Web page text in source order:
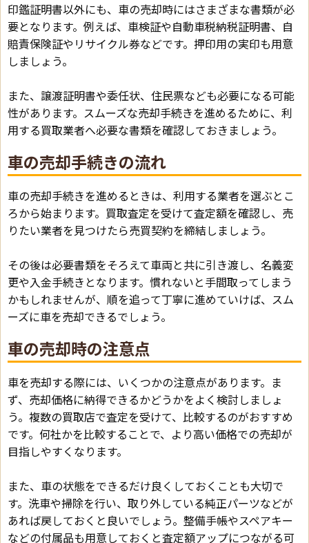
印鑑証明書以外にも、車の売却時にはさまざまな書類が必
要となります。例えば、車検証や自動車税納税証明書、自
賠責保険証やリサイクル券などです。押印用の実印も用意
しましょう。
また、譲渡証明書や委任状、住民票なども必要になる可能
性があります。スムーズな売却手続きを進めるために、利
用する買取業者へ必要な書類を確認しておきましょう。
車の売却手続きの流れ
車の売却手続きを進めるときは、利用する業者を選ぶとこ
ろから始まります。買取査定を受けて査定額を確認し、売
りたい業者を見つけたら売買契約を締結しましょう。
その後は必要書類をそろえて車両と共に引き渡し、名義変
更や入金手続きとなります。慣れないと手間取ってしまう
かもしれませんが、順を追って丁寧に進めていけば、スム
ーズに車を売却できるでしょう。
車の売却時の注意点
車を売却する際には、いくつかの注意点があります。ま
ず、売却価格に納得できるかどうかをよく検討しましょ
う。複数の買取店で査定を受けて、比較するのがおすすめ
です。何社かを比較することで、より高い価格での売却が
目指しやすくなります。
また、車の状態をできるだけ良くしておくことも大切で
す。洗車や掃除を行い、取り外している純正パーツなどが
あれば戻しておくと良いでしょう。整備手帳やスペアキー
などの付属品も用意しておくと査定額アップにつながる可